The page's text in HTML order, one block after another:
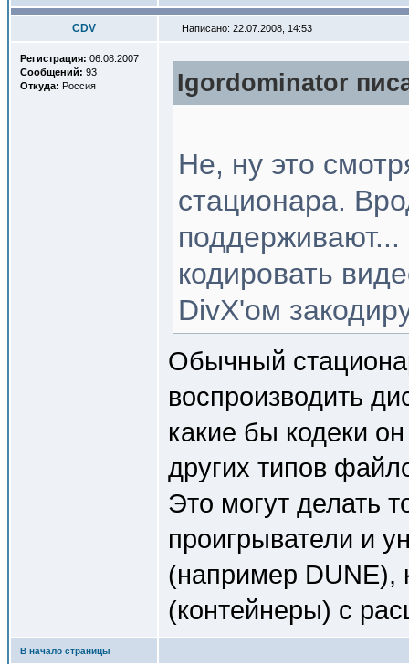
CDV Написано: 22.07.2008, 14:53
Регистрация: 06.08.2007
Сообщений: 93
Откуда: Россия Igordominator
Не, ну это
стационара.
поддерживают...
кодировать
DivX'ом
Обычный
воспроизводить
какие бы кодеки
других типов
Это могут делать
проигрыватели и
(например DUNE),
(контейнеры) с
В начало страницы